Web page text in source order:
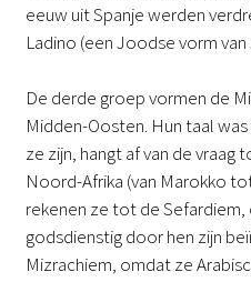
eeuw uit Spanje werden
Ladino (een Joodse vorm van
De derde groep vormen de
Midden-Oosten. Hun taal
ze zijn, hangt af van de
Noord-Afrika (van Marokko
rekenen ze tot de
godsdienstig door hen zijn
Mizrachiem, omdat ze